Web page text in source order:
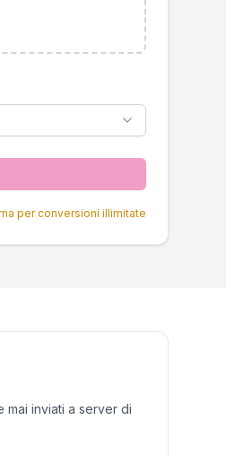
per conversioni illimitate
inviati a server di